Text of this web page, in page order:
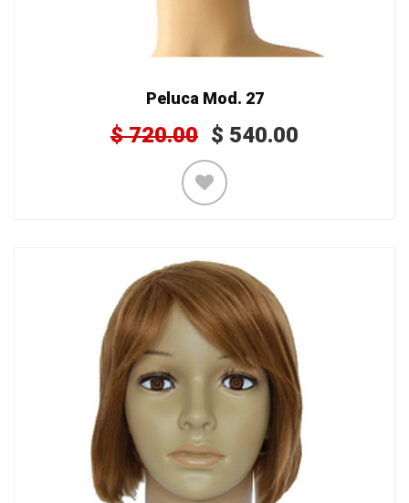
Peluca Mod. 27
$720.00 $ 540.00